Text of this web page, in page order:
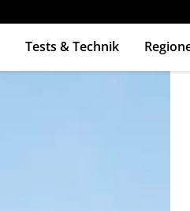
Tests & Technik